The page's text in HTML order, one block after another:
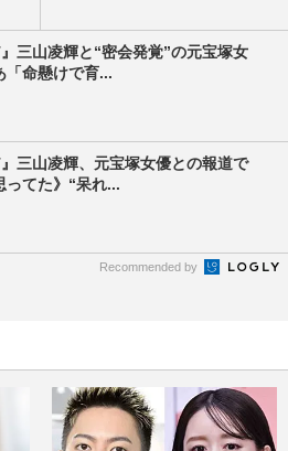
三山凌輝と“密会発覚”の元宝塚女
「命懸けで育...
三山凌輝、元宝塚女優との報道で
ってた》“呆れ...
Recommended by